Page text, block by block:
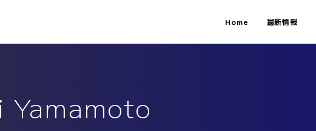
Home 最新情報
Yamamoto